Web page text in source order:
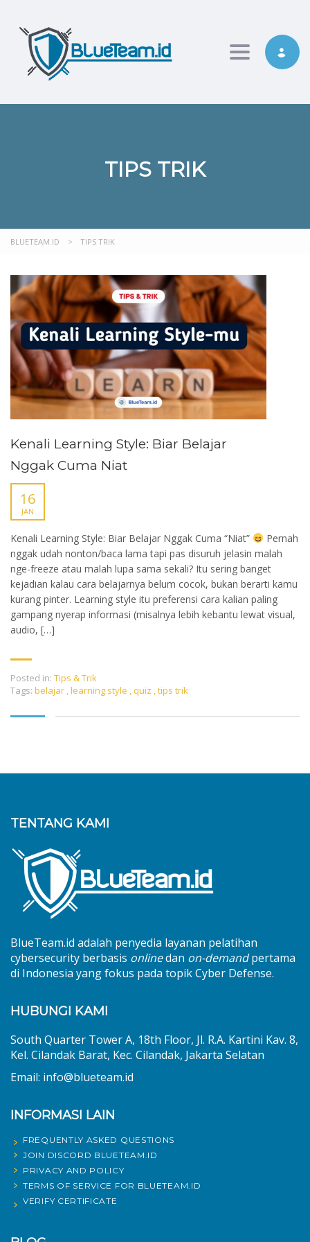
Toggle
TIPS TRIK
BLUETEAM.ID > TIPS TRIK
Kenali Learning Style: Biar Belajar
Nggak Cuma Niat
16
JAN
Kenali Learning Style: Biar Belajar Nggak Cuma “Niat”
Pernah
nggak udah nonton/baca lama tapi pas disuruh jelasin malah
nge-freeze atau malah lupa sama sekali? Itu sering banget
kejadian kalau cara belajarnya belum cocok, bukan berarti kamu
kurang pinter. Learning style itu preferensi cara kalian paling
gampang nyerap informasi (misalnya lebih kebantu lewat visual,
audio, […]
Posted in: Tips & Trik
Tags: belajar ,learning style ,quiz ,tips trik
TENTANG KAMI
BlueTeam.id adalah penyedia layanan pelatihan
cybersecurity berbasis onlinedan on-demandpertama
di Indonesia yang fokus pada topik Cyber Defense.
HUBUNGI KAMI
South Quarter Tower A, 18th Floor, Jl. R.A. Kartini Kav. 8,
Kel. Cilandak Barat, Kec. Cilandak, Jakarta Selatan
Email: info@blueteam.id
INFORMASI LAIN
FREQUENTLY ASKED QUESTIONS
JOIN DISCORD BLUETEAM.ID
PRIVACY AND POLICY
TERMS OF SERVICE FOR BLUETEAM.ID
VERIFY CERTIFICATE